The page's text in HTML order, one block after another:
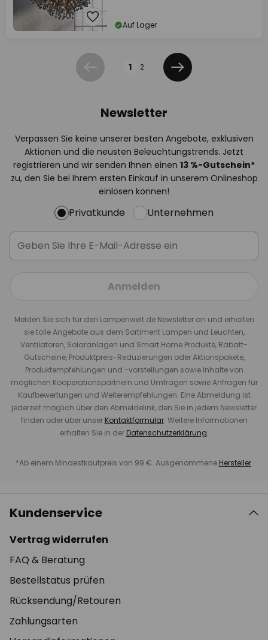
Auf Lager
Zurück 1 2
Weiter
Newsletter
Verpassen Sie keine unserer besten Angebote, exklusiven
Aktionen und die neusten Beleuchtungstrends. Jetzt
registrieren und wir senden Ihnen einen 13 %-Gutschein*
zu, den Sie bei Ihrem ersten Einkauf in unserem Onlineshop
einlösen können!
Privatkunde Unternehmen
Anmelden
Melden Sie sich für den Lampenwelt.de Newsletter an und erhalten
sie tolle Angebote aus dem Sortiment Lampen und Leuchten,
Ventilatoren, Solaranlagen und Smart Home Produkte, Rabatt-
Gutscheine, Produktpreis-Reduzierungen oder Aktionspakete,
Produktempfehlungen und -vorstellungen sowie Inhalte von
möglichen Kooperationspartnern und Umfragen sowie Anfragen für
Kaufbewertungen und Weiterempfehlungen. Eine Abmeldung ist
jederzeit möglich über den Abmeldelink, den Sie in jedem Newsletter
finden oder über unser Kontaktformular. Weitere Informationen
erhalten Sie in der Datenschutzerklärung.
*Ab einem Mindestkaufpreis von 99 €. Ausgenommene Hersteller.
Kundenservice
Vertrag widerrufen
FAQ & Beratung
Bestellstatus prüfen
Rücksendung/Retouren
Zahlungsarten